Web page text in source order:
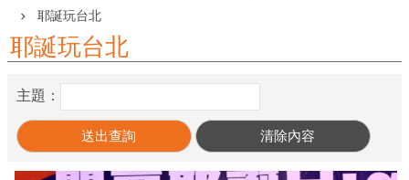
公
告
息
機
耶誕玩台北
耶誕玩台北
主題：